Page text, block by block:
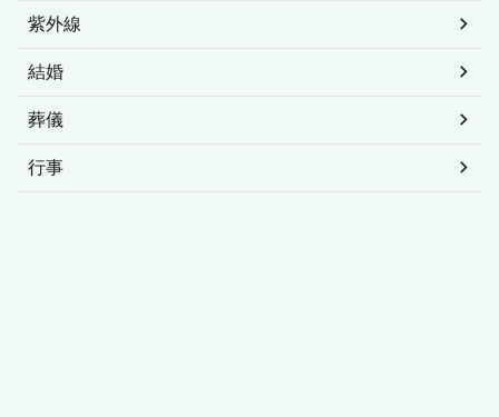
紫外線
結婚
葬儀
行事